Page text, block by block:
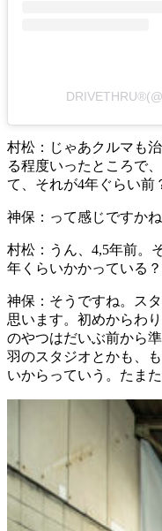
村松： じゃあクルマも
る程度いったところで
て、それが4年ぐらい前
神保： って感じですか
村松： うん、4,5年前。
年くらいかかっている？
神保： そうですね。ス
思います。初めからわ
のやつはだいぶ前から
羽のスタジオとかも、
いからっていう。たま